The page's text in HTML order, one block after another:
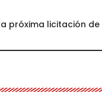
próxima licitación de